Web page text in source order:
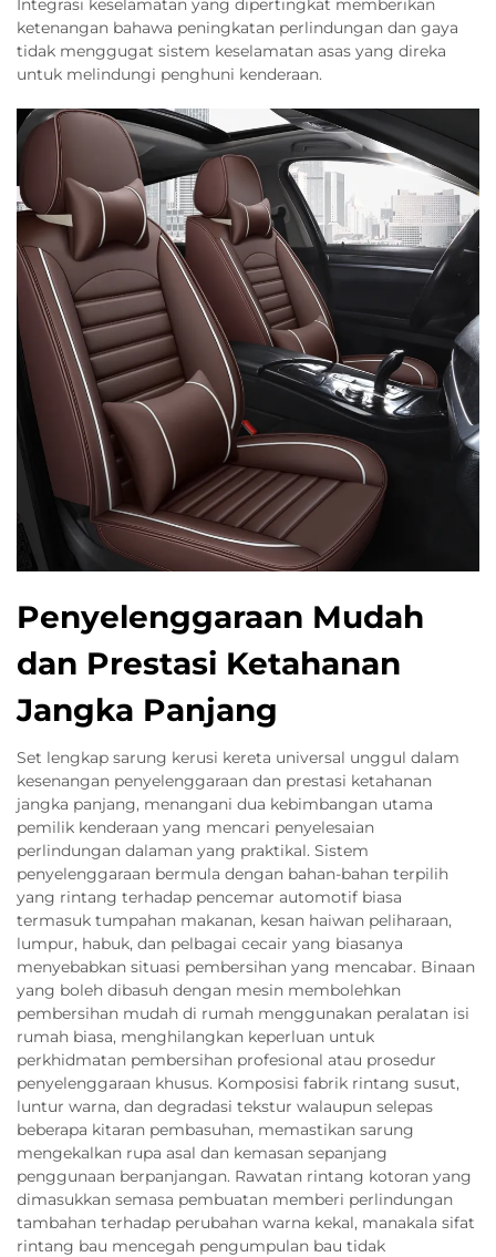
Integrasi keselamatan yang dipertingkat memberikan
ketenangan bahawa peningkatan perlindungan dan gaya
tidak menggugat sistem keselamatan asas yang direka
untuk melindungi penghuni kenderaan.
Penyelenggaraan Mudah
dan Prestasi Ketahanan
Jangka Panjang
Set lengkap sarung kerusi kereta universal unggul dalam
kesenangan penyelenggaraan dan prestasi ketahanan
jangka panjang, menangani dua kebimbangan utama
pemilik kenderaan yang mencari penyelesaian
perlindungan dalaman yang praktikal. Sistem
penyelenggaraan bermula dengan bahan-bahan terpilih
yang rintang terhadap pencemar automotif biasa
termasuk tumpahan makanan, kesan haiwan peliharaan,
lumpur, habuk, dan pelbagai cecair yang biasanya
menyebabkan situasi pembersihan yang mencabar. Binaan
yang boleh dibasuh dengan mesin membolehkan
pembersihan mudah di rumah menggunakan peralatan isi
rumah biasa, menghilangkan keperluan untuk
perkhidmatan pembersihan profesional atau prosedur
penyelenggaraan khusus. Komposisi fabrik rintang susut,
luntur warna, dan degradasi tekstur walaupun selepas
beberapa kitaran pembasuhan, memastikan sarung
mengekalkan rupa asal dan kemasan sepanjang
penggunaan berpanjangan. Rawatan rintang kotoran yang
dimasukkan semasa pembuatan memberi perlindungan
tambahan terhadap perubahan warna kekal, manakala sifat
rintang bau mencegah pengumpulan bau tidak